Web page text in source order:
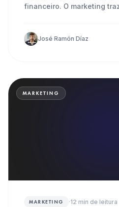
financeiro. O marketing
José Ramón Díaz
MARKETING
MARKETING ·12 min de leitura